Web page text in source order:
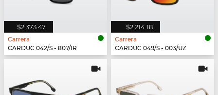
$2,373.47
Carrera
CARDUC 042/S - 807/IR
$2,214.18
Carrera
CARDUC 049/S - 003/UZ